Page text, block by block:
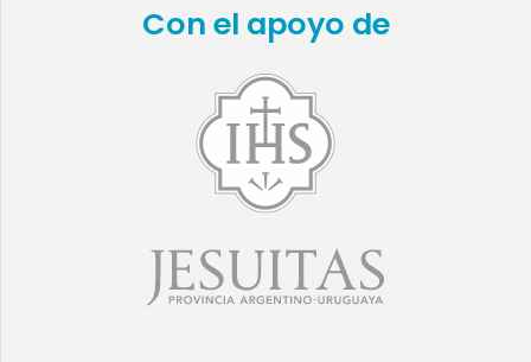
Con el apoyo de